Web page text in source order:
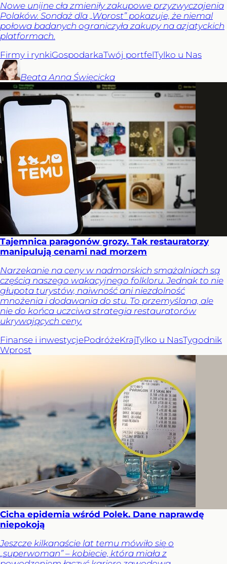
Nowe unijne cła zmieniły zakupowe przyzwyczajenia
Polaków. Sondaż dla „Wprost” pokazuje, że niemal
połowa badanych ograniczyła zakupy na azjatyckich
platformach.
Firmy i rynkiGospodarkaTwój portfelTylko u Nas
Beata Anna Święcicka
Tajemnica paragonów grozy. Tak restauratorzy
manipulują cenami nad morzem
Narzekanie na ceny w nadmorskich smażalniach są
częścią naszego wakacyjnego folkloru. Jednak to nie
głupota turystów, naiwność ani niezdolność
mnożenia i dodawania do stu. To przemyślana, ale
nie do końca uczciwa strategia restauratorów
ukrywających ceny.
Finanse i inwestycjePodróżeKrajTylko u NasTygodnik
Wprost
Cicha epidemia wśród Polek. Dane naprawdę
niepokoją
Jeszcze kilkanaście lat temu mówiło się o
„superwoman” – kobiecie, która miała z